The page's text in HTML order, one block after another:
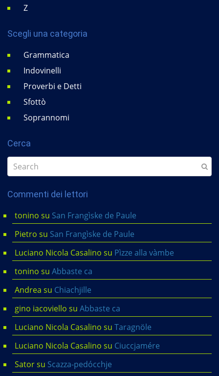
Z
Scegli una categoria
Grammatica
Indovinelli
Proverbi e Detti
Sfottò
Soprannomi
Cerca
Commenti dei lettori
tonino su San Frangìske de Paule
Pietro su San Frangìske de Paule
Luciano Nicola Casalino su Pìzze alla vàmbe
tonino su Abbaste ca
Andrea su Chiachjille
gino iacoviello su Abbaste ca
Luciano Nicola Casalino su Taragnöle
Luciano Nicola Casalino su Ciuccjamére
Satorsu Scazza-pedócchje